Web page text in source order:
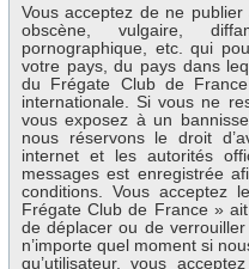
Vous acceptez de ne
obscène, vulgaire,
pornographique, etc. qui
votre pays, du pays dans
du Frégate Club de
internationale. Si vous ne
vous exposez à un
nous réservons le droit
internet et les autorités
messages est enregistrée
conditions. Vous
Frégate Club de France »
de déplacer ou de
n’importe quel moment si
qu’utilisateur, vous